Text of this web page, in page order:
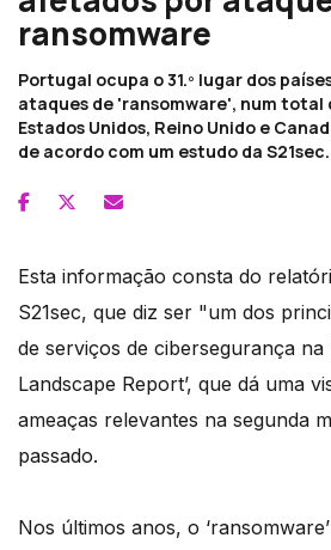
ransomware
Portugal ocupa o 31.º lugar dos
ataques de 'ransomware', num total
Estados Unidos, Reino Unido e
de acordo com um estudo da S21sec.
Esta informação consta do
S21sec, que diz ser "um dos
de serviços de cibersegurança na
Landscape Report’, que dá uma
ameaças relevantes na segunda
passado.
Nos últimos anos, o